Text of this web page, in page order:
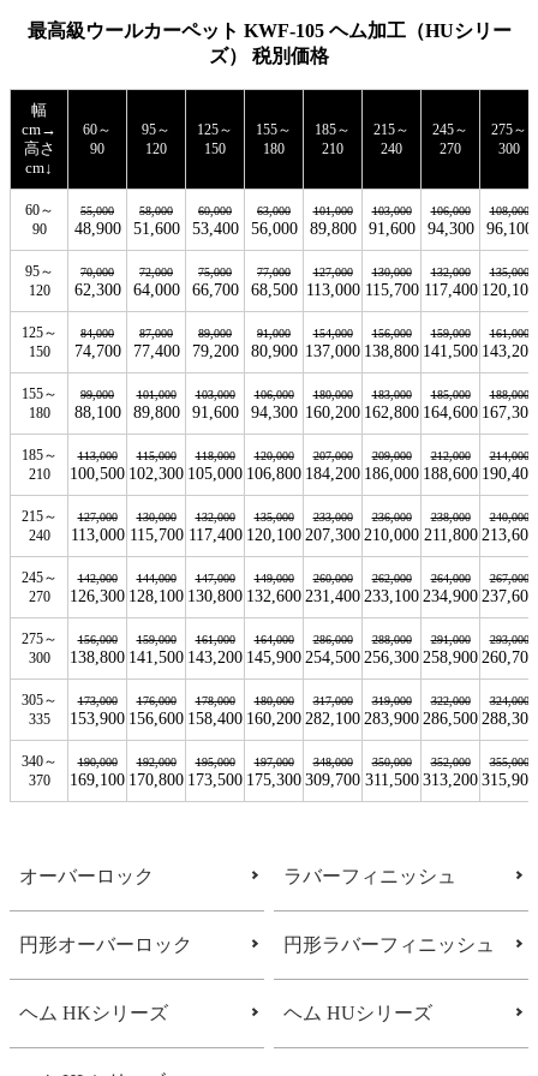
最高級ウールカーペット KWF-105 ヘム加工（HUシリー
ズ） 税別価格
幅
cm→
高さ
cm↓
60～
90
95～
120
125～
150
155～
180
185～
210
215～
240
245～
270
275～
300
60～
90
55,000
48,900
58,000
51,600
60,000
53,400
63,000
56,000
101,000
89,800
103,000
91,600
106,000
94,300
108,000
96,100
95～
120
70,000
62,300
72,000
64,000
75,000
66,700
77,000
68,500
127,000
113,000
130,000
115,700
132,000
117,400
135,000
120,100
125～
150
84,000
74,700
87,000
77,400
89,000
79,200
91,000
80,900
154,000
137,000
156,000
138,800
159,000
141,500
161,000
143,200
155～
180
99,000
88,100
101,000
89,800
103,000
91,600
106,000
94,300
180,000
160,200
183,000
162,800
185,000
164,600
188,000
167,300
185～
210
113,000
100,500
115,000
102,300
118,000
105,000
120,000
106,800
207,000
184,200
209,000
186,000
212,000
188,600
214,000
190,400
215～
240
127,000
113,000
130,000
115,700
132,000
117,400
135,000
120,100
233,000
207,300
236,000
210,000
238,000
211,800
240,000
213,600
245～
270
142,000
126,300
144,000
128,100
147,000
130,800
149,000
132,600
260,000
231,400
262,000
233,100
264,000
234,900
267,000
237,600
275～
300
156,000
138,800
159,000
141,500
161,000
143,200
164,000
145,900
286,000
254,500
288,000
256,300
291,000
258,900
293,000
260,700
305～
335
173,000
153,900
176,000
156,600
178,000
158,400
180,000
160,200
317,000
282,100
319,000
283,900
322,000
286,500
324,000
288,300
340～
370
190,000
169,100
192,000
170,800
195,000
173,500
197,000
175,300
348,000
309,700
350,000
311,500
352,000
313,200
355,000
315,900
オーバーロック ラバーフィニッシュ
円形オーバーロック 円形ラバーフィニッシュ
ヘム HKシリーズ ヘム HUシリーズ